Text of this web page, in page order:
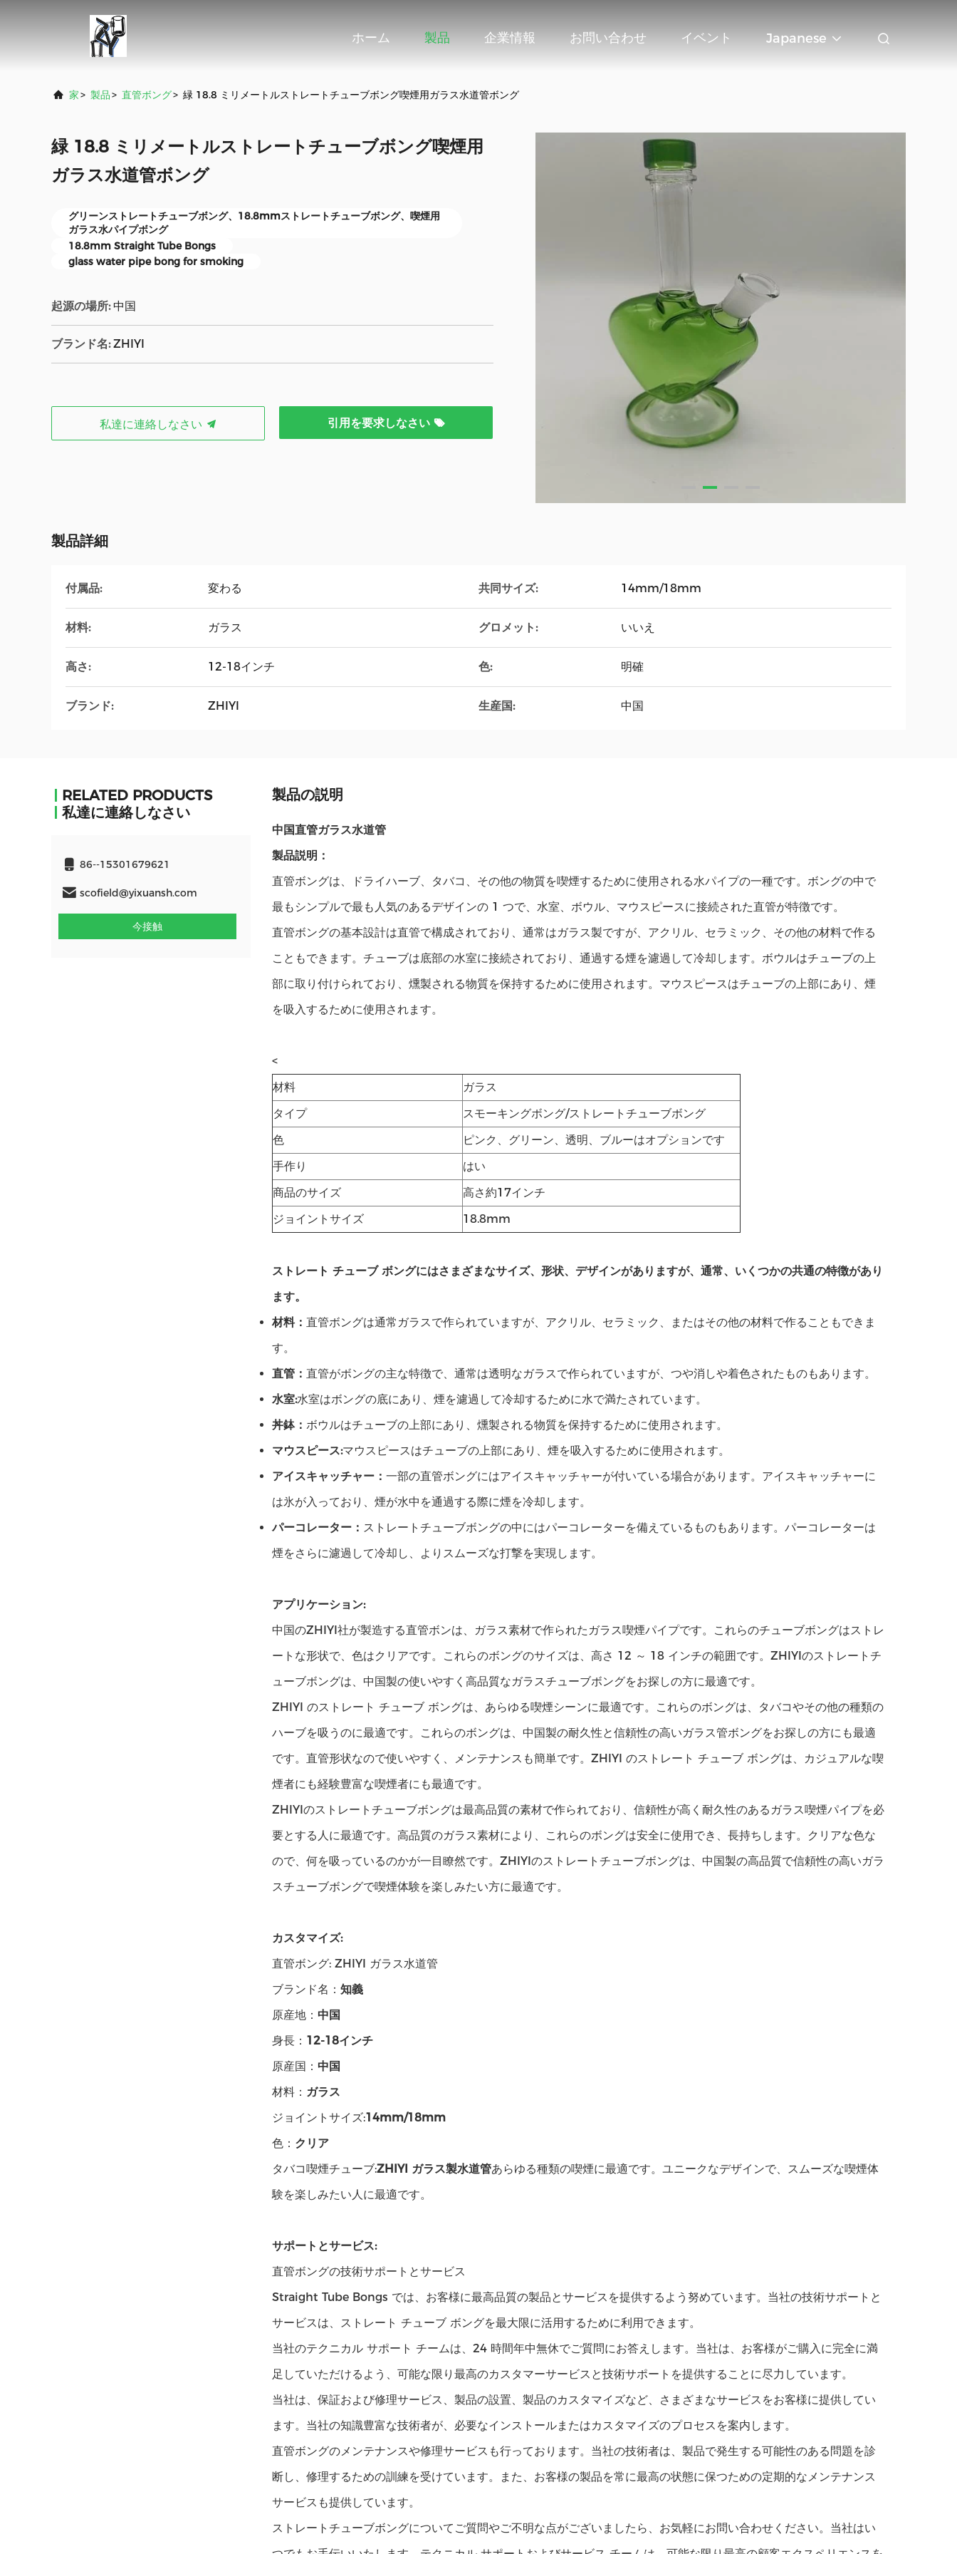
ホーム 製品 企業情報 お問い合わせ イベント Japanese
家> 製品> 直管ボング> 緑 18.8 ミリメートルストレートチューブボング喫煙用ガラス水道管ボング
緑 18.8 ミリメートルストレートチューブボング喫煙用
ガラス水道管ボング
グリーンストレートチューブボング、18.8mmストレートチューブボング、喫煙用
ガラス水パイプボング
18.8mm Straight Tube Bongs
glass water pipe bong for smoking
起源の場所: 中国
ブランド名: ZHIYI
私達に連絡しなさい 引用を要求しなさい
製品詳細
付属品: 変わる 共同サイズ: 14mm/18mm
材料: ガラス グロメット: いいえ
高さ: 12-18インチ 色: 明確
ブランド: ZHIYI 生産国: 中国
RELATED PRODUCTS
私達に連絡しなさい
86--15301679621
scofield@yixuansh.com
今接触
製品の説明
中国直管ガラス水道管
製品説明：
直管ボングは、ドライハーブ、タバコ、その他の物質を喫煙するために使用される水パイプの一種です。ボングの中で
最もシンプルで最も人気のあるデザインの 1 つで、水室、ボウル、マウスピースに接続された直管が特徴です。
直管ボングの基本設計は直管で構成されており、通常はガラス製ですが、アクリル、セラミック、その他の材料で作る
こともできます。チューブは底部の水室に接続されており、通過する煙を濾過して冷却します。ボウルはチューブの上
部に取り付けられており、燻製される物質を保持するために使用されます。マウスピースはチューブの上部にあり、煙
を吸入するために使用されます。
<
材料
ガラス
タイプ
スモーキングボング/ストレートチューブボング
色
ピンク、グリーン、透明、ブルーはオプションです
手作り
はい
商品のサイズ
高さ約17インチ
ジョイントサイズ
18.8mm
ストレート チューブ ボングにはさまざまなサイズ、形状、デザインがありますが、通常、いくつかの共通の特徴があり
ます。
材料： 直管ボングは通常ガラスで作られていますが、アクリル、セラミック、またはその他の材料で作ることもできま
す。
直管： 直管がボングの主な特徴で、通常は透明なガラスで作られていますが、つや消しや着色されたものもあります。
水室:水室はボングの底にあり、煙を濾過して冷却するために水で満たされています。
丼鉢： ボウルはチューブの上部にあり、燻製される物質を保持するために使用されます。
マウスピース:マウスピースはチューブの上部にあり、煙を吸入するために使用されます。
アイスキャッチャー： 一部の直管ボングにはアイスキャッチャーが付いている場合があります。アイスキャッチャーに
は氷が入っており、煙が水中を通過する際に煙を冷却します。
パーコレーター： ストレートチューブボングの中にはパーコレーターを備えているものもあります。パーコレーターは
煙をさらに濾過して冷却し、よりスムーズな打撃を実現します。
アプリケーション:
中国のZHIYI社が製造する直管ボンは、ガラス素材で作られたガラス喫煙パイプです。これらのチューブボングはストレ
ートな形状で、色はクリアです。これらのボングのサイズは、高さ 12 ～ 18 インチの範囲です。ZHIYIのストレートチ
ューブボングは、中国製の使いやすく高品質なガラスチューブボングをお探しの方に最適です。
ZHIYI のストレート チューブ ボングは、あらゆる喫煙シーンに最適です。これらのボングは、タバコやその他の種類の
ハーブを吸うのに最適です。これらのボングは、中国製の耐久性と信頼性の高いガラス管ボングをお探しの方にも最適
です。直管形状なので使いやすく、メンテナンスも簡単です。ZHIYI のストレート チューブ ボングは、カジュアルな喫
煙者にも経験豊富な喫煙者にも最適です。
ZHIYIのストレートチューブボングは最高品質の素材で作られており、信頼性が高く耐久性のあるガラス喫煙パイプを必
要とする人に最適です。高品質のガラス素材により、これらのボングは安全に使用でき、長持ちします。クリアな色な
ので、何を吸っているのかが一目瞭然です。ZHIYIのストレートチューブボングは、中国製の高品質で信頼性の高いガラ
スチューブボングで喫煙体験を楽しみたい方に最適です。
カスタマイズ:
直管ボング: ZHIYI ガラス水道管
ブランド名： 知義
原産地： 中国
身長： 12-18インチ
原産国： 中国
材料： ガラス
ジョイントサイズ:14mm/18mm
色： クリア
タバコ喫煙チューブ:ZHIYI ガラス製水道管あらゆる種類の喫煙に最適です。ユニークなデザインで、スムーズな喫煙体
験を楽しみたい人に最適です。
サポートとサービス:
直管ボングの技術サポートとサービス
Straight Tube Bongs では、お客様に最高品質の製品とサービスを提供するよう努めています。当社の技術サポートと
サービスは、ストレート チューブ ボングを最大限に活用するために利用できます。
当社のテクニカル サポート チームは、24 時間年中無休でご質問にお答えします。当社は、お客様がご購入に完全に満
足していただけるよう、可能な限り最高のカスタマーサービスと技術サポートを提供することに尽力しています。
当社は、保証および修理サービス、製品の設置、製品のカスタマイズなど、さまざまなサービスをお客様に提供してい
ます。当社の知識豊富な技術者が、必要なインストールまたはカスタマイズのプロセスを案内します。
直管ボングのメンテナンスや修理サービスも行っております。当社の技術者は、製品で発生する可能性のある問題を診
断し、修理するための訓練を受けています。また、お客様の製品を常に最高の状態に保つための定期的なメンテナンス
サービスも提供しています。
ストレートチューブボングについてご質問やご不明な点がございましたら、お気軽にお問い合わせください。当社はい